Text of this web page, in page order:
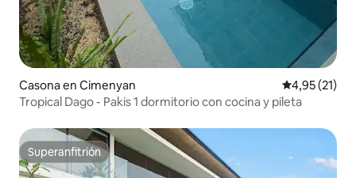
Casona en Cimenyan Calificación
4,95 (21)
Tropical Dago - Pakis 1 dormitorio con cocina y pileta
Superanfitrión
Superanfitrión